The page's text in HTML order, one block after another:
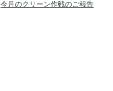
今月のクリーン作戦のご報告